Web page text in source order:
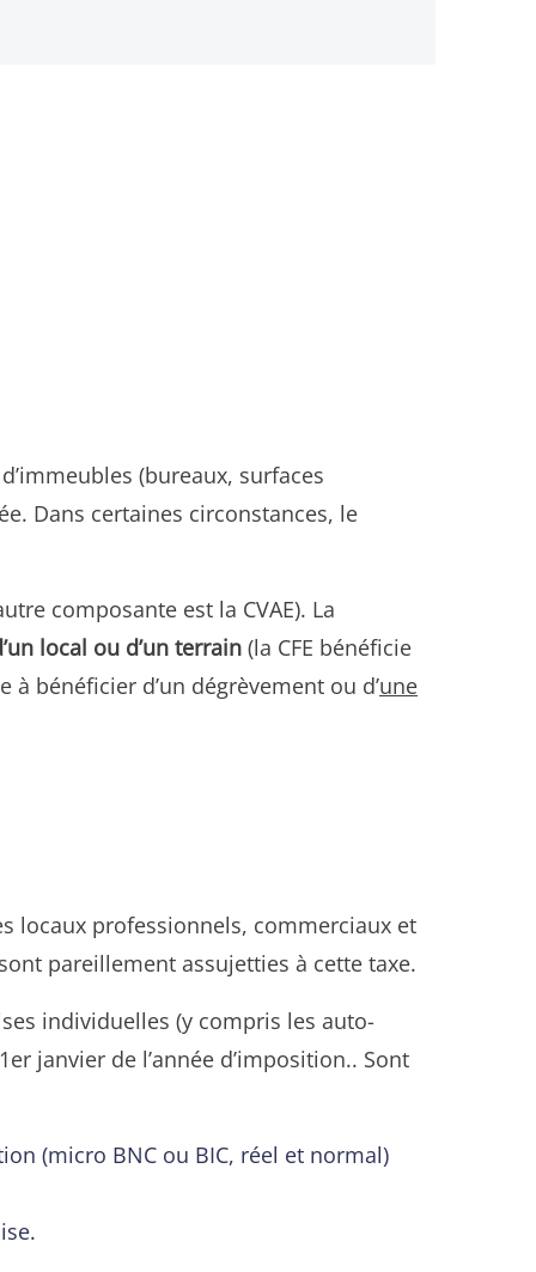
(bureaux, surfaces
Dans certaines circonstances, le
composante est la CVAE). La
local ou d’un terrain (la CFE bénéficie
bénéficier d’un dégrèvement ou d’une
locaux professionnels, commerciaux et
pareillement assujetties à cette taxe.
individuelles (y compris les auto-
janvier de l’année d’imposition.. Sont
(micro BNC ou BIC, réel et normal)